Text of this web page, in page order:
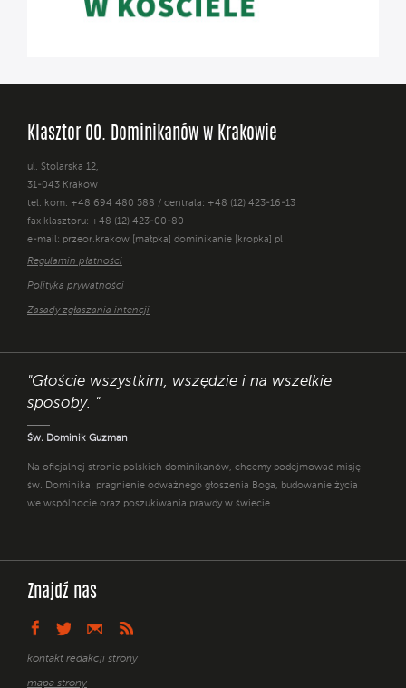
Klasztor OO. Dominikanów w Krakowie
ul. Stolarska 12,
31-043 Kraków
tel. kom. +48 694 480 588 / centrala: +48 (12) 423-16-13
fax klasztoru: +48 (12) 423-00-80
e-mail: przeor.krakow [małpka] dominikanie [kropka] pl
Regulamin płatności
Polityka prywatności
Zasady zgłaszania intencji
"Głoście wszystkim, wszędzie i na wszelkie
sposoby. "
Św. Dominik Guzman
Na oficjalnej stronie polskich dominikanów, chcemy podejmować misję
św. Dominika: pragnienie odważnego głoszenia Boga, budowanie życia
we wspólnocie oraz poszukiwania prawdy w świecie.
Znajdź nas
kontakt redakcji strony
mapa strony